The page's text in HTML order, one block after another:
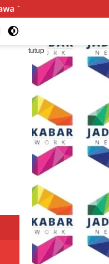
Literasi Pajak
tutup